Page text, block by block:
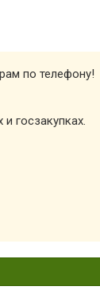
по телефону!
госзакупках.